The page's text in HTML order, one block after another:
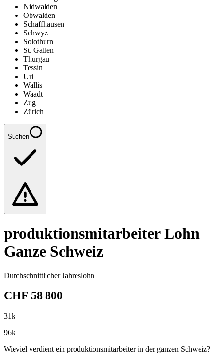
Nidwalden
Obwalden
Schaffhausen
Schwyz
Solothurn
St. Gallen
Thurgau
Tessin
Uri
Wallis
Waadt
Zug
Zürich
Suchen
produktionsmitarbeiterLohn
Ganze Schweiz
Durchschnittlicher Jahreslohn
CHF 58 800
31k
96k
Wieviel verdient ein produktionsmitarbeiter in der ganzen Schweiz?